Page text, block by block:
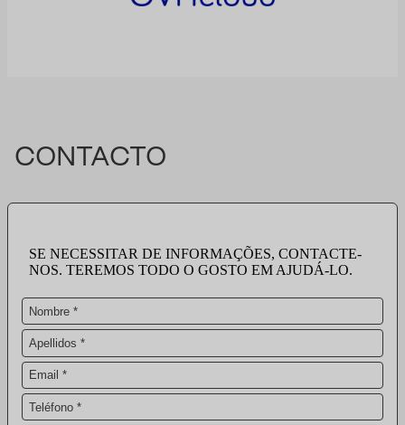
CONTACTO
SE NECESSITAR DE INFORMAÇÕES, CONTACTE-
NOS. TEREMOS TODO O GOSTO EM AJUDÁ-LO.